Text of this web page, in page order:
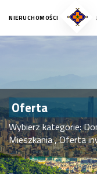
NIERUCHOMOŚCI
Oferta
Wybierz kategorie:
Mieszkania,Oferta